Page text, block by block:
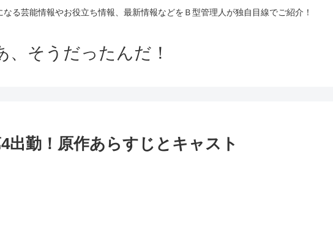
る芸能情報やお役立ち情報、最新情報などをＢ型管理人が独自目線でご紹介！
、そうだったんだ！
出勤！原作あらすじとキャスト